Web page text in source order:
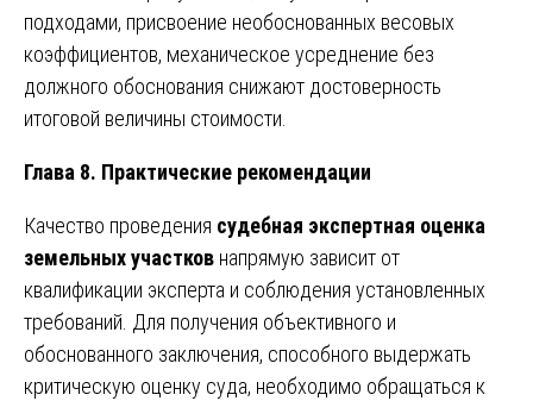
подходами, присвоение необоснованных весовых
коэффициентов, механическое усреднение без
должного обоснования снижают достоверность
итоговой величины стоимости.
Глава 8. Практические рекомендации
Качество проведения судебная экспертная оценка
земельных участков напрямую зависит от
квалификации эксперта и соблюдения установленных
требований. Для получения объективного и
обоснованного заключения, способного выдержать
критическую оценку суда, необходимо обращаться к